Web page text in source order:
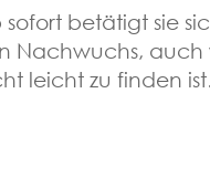
sofort betätigt sie
Nachwuchs, auch
leicht zu finden